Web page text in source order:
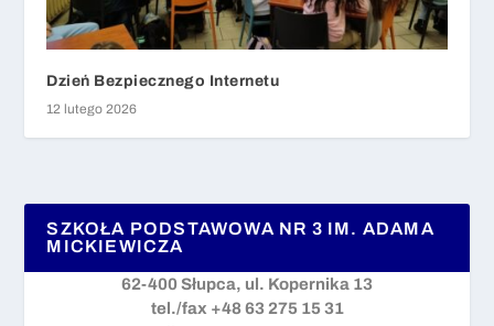
Dzień Bezpiecznego Internetu
12 lutego 2026
SZKOŁA PODSTAWOWA NR 3 IM. ADAMA
MICKIEWICZA
62-400 Słupca, ul. Kopernika 13
tel./fax +48 63 275 15 31